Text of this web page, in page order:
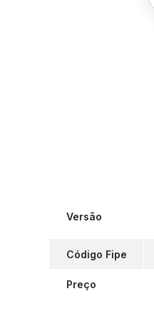
Versão
Código Fipe
Preço